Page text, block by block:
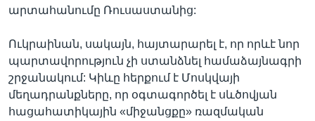
արտահանումը Ռուսաստանից:
Ուկրաինան, սակայն, հայտարարել է, որ որևէ նոր
պարտավորություն չի ստանձնել համաձայնագրի
շրջանակում: Կիևը հերքում է Մոսկվայի
մեղադրանքները, որ օգտագործել է սևծովյան
հացահատիկային «միջանցքը» ռազմական